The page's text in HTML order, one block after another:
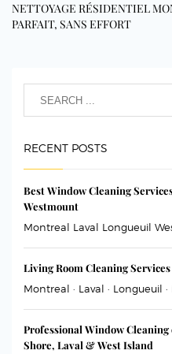
NETTOYAGE RÉSIDENTIEL
PARFAIT, SANS EFFORT
RECENT POSTS
Best Window Cleaning
Westmount
Montreal Laval Longueuil
Living Room Cleaning
Montreal · Laval · Longueuil ·
Professional Window
Shore, Laval & West Island